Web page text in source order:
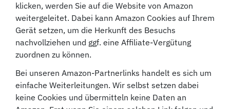
klicken, werden Sie auf die Website von Amazon
weitergeleitet. Dabei kann Amazon Cookies auf Ihrem
Gerät setzen, um die Herkunft des Besuchs
nachvollziehen und ggf. eine Affiliate-Vergütung
zuordnen zu können.
Bei unseren Amazon-Partnerlinks handelt es sich um
einfache Weiterleitungen. Wir selbst setzen dabei
keine Cookies und übermitteln keine Daten an